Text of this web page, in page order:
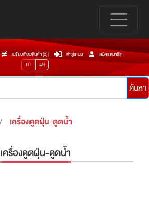
เปรียบเทียบสินค้า (0)| เข้าสู่ระบบ
สมัครสมาชิก
TH
EN
ค้นหา
เครื่องดูดฝุ่น-ดูดน้ำ
เครื่องดูดฝุ่น-ดูดน้ำ